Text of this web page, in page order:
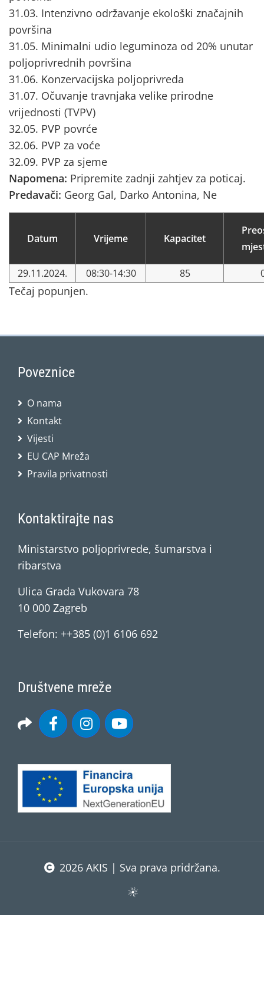
31.03. Intenzivno održavanje ekološki značajnih
površina
31.05. Minimalni udio leguminoza od 20% unutar
poljoprivrednih površina
31.06. Konzervacijska poljoprivreda
31.07. Očuvanje travnjaka velike prirodne
vrijednosti (TVPV)
32.05. PVP povrće
32.06. PVP za voće
32.09. PVP za sjeme
Napomena: Pripremite zadnji zahtjev za poticaj.
Predavači: Georg Gal, Darko Antonina, Ne
Datum Vrijeme Kapacitet
29.11.2024. 08:30-14:30 85
Tečaj popunjen.
Poveznice
O nama
Kontakt
Vijesti
EU CAP Mreža
Pravila privatnosti
Kontaktirajte nas
Ministarstvo poljoprivrede, šumarstva i
ribarstva
Ulica Grada Vukovara 78
10 000 Zagreb
Telefon: ++385 (0)1 6106 692
Društvene mreže
2026 AKIS | Sva prava pridržana.